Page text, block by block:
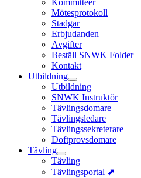
Kommittéer
Mötesprotokoll
Stadgar
Erbjudanden
Avgifter
Beställ SNWK Folder
Kontakt
Utbildning
Utbildning
SNWK Instruktör
Tävlingsdomare
Tävlingsledare
Tävlingssekreterare
Doftprovsdomare
Tävling
Tävling
Tävlingsportal ⬈